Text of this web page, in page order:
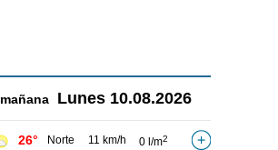
mañana Lunes 10.08.2026
26° Norte 11 km/h 0 l/m2